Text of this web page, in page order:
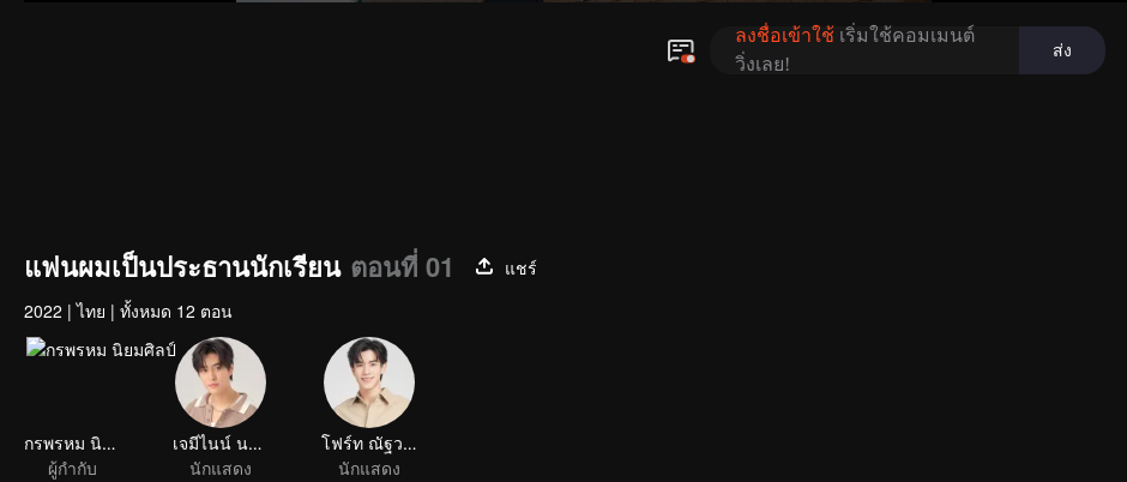
แฟนผมเป็นประธานนักเรียน ตอนที่ 01
แชร์
2022 | ไทย | ทั้งหมด 12 ตอน
กรพรหม นิยมศิลป์
ผู้กำกับ
เจมีไนน์ นรวิชญ์ ฐิติเจริญรักษ์
นักแสดง
โฟร์ท ณัฐวรรธน์ จิโรชน์ธิกุล
นักแสดง